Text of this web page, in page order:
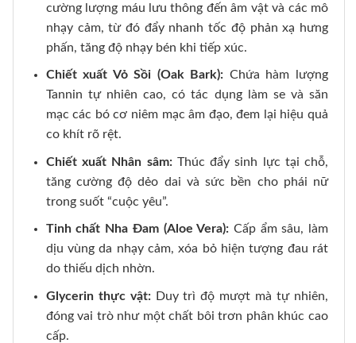
cường lượng máu lưu thông đến âm vật và các mô
nhạy cảm, từ đó đẩy nhanh tốc độ phản xạ hưng
phấn, tăng độ nhạy bén khi tiếp xúc.
Chiết xuất Vỏ Sồi (Oak Bark): Chứa hàm lượng
Tannin tự nhiên cao, có tác dụng làm se và săn
mạc các bó cơ niêm mạc âm đạo, đem lại hiệu quả
co khít rõ rệt.
Chiết xuất Nhân sâm:Thúc đẩy sinh lực tại chỗ,
tăng cường độ dẻo dai và sức bền cho phái nữ
trong suốt “cuộc yêu”.
Tinh chất Nha Đam (Aloe Vera): Cấp ẩm sâu, làm
dịu vùng da nhạy cảm, xóa bỏ hiện tượng đau rát
do thiếu dịch nhờn.
Glycerin thực vật:Duy trì độ mượt mà tự nhiên,
đóng vai trò như một chất bôi trơn phân khúc cao
cấp.